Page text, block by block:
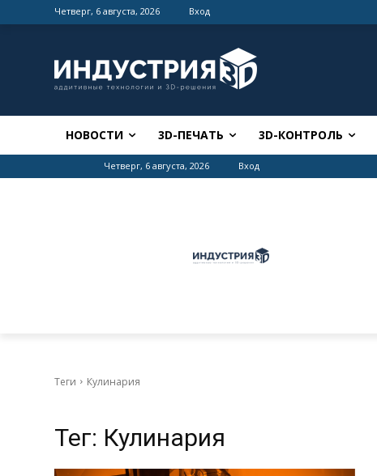
Четверг, 6 августа, 2026 Вход
НОВОСТИ 3D-ПЕЧАТЬ 3D-КОНТРОЛЬ
Четверг, 6 августа, 2026 Вход
Теги Кулинария
Тег: Кулинария